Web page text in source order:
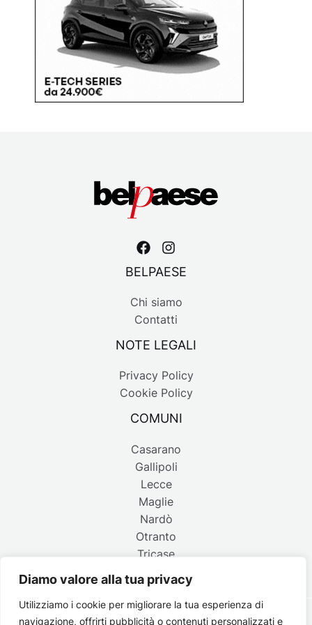
Diamo valore alla tua privacy
Utilizziamo i cookie per migliorare la tua esperienza di
navigazione, offrirti pubblicità o contenuti personalizzati e
BELPAESE
Chi siamo
Contatti
NOTE LEGALI
Privacy Policy
Cookie Policy
COMUNI
Casarano
Gallipoli
Lecce
Maglie
Nardò
Otranto
Tricase